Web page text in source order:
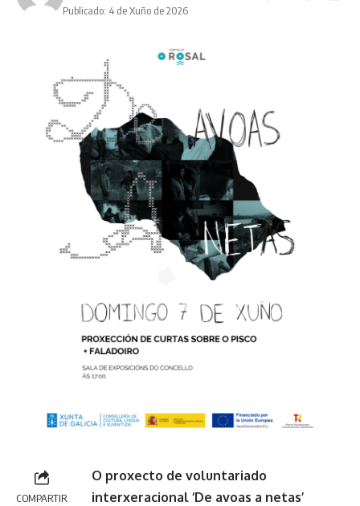
Publicado: 4 de Xuño de 2026
COMPARTIR
O proxecto de voluntariado
interxeracional ‘De avoas a netas’